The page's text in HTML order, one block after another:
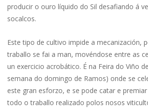
producir o ouro líquido do Sil desafiando á
socalcos.
Este tipo de cultivo impide a mecanización,
traballo se fai a man, movéndose entre as
un exercicio acrobático. É na Feira do Viño
semana do domingo de Ramos) onde se
este gran esforzo, e se pode catar e
todo o traballo realizado polos nosos